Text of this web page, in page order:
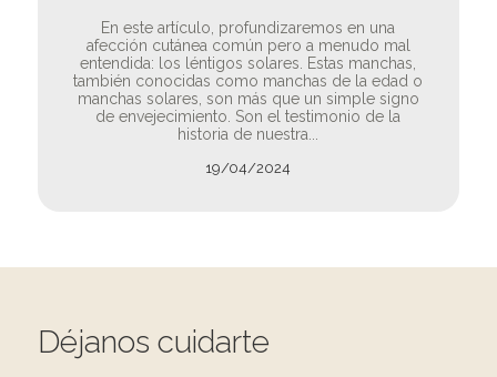
En este artículo, profundizaremos en una
afección cutánea común pero a menudo mal
entendida: los léntigos solares. Estas manchas,
también conocidas como manchas de la edad o
manchas solares, son más que un simple signo
de envejecimiento. Son el testimonio de la
historia de nuestra...
19/04/2024
Déjanos cuidarte